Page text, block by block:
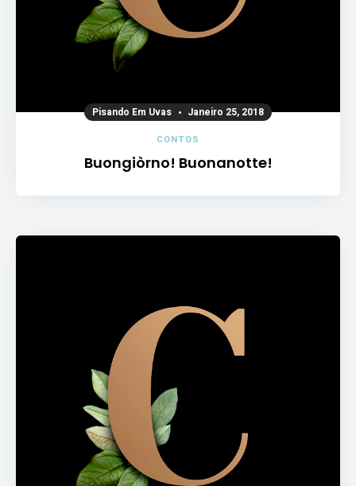
Pisando Em Uvas Janeiro 25, 2018
CONTOS
Buongiòrno! Buonanotte!